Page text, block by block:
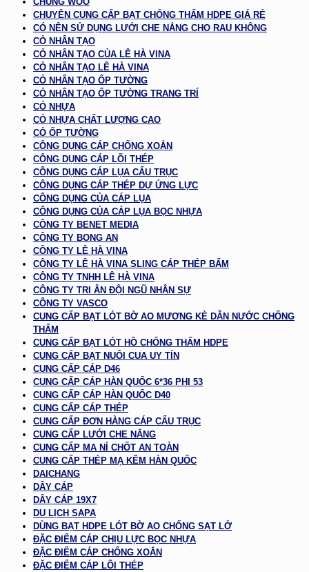
CHUYÊN CUNG CẤP BẠT CHỐNG THẤM HDPE GIÁ RẺ
CÓ NÊN SỬ DỤNG LƯỚI CHE NẮNG CHO RAU KHÔNG
CỎ NHÂN TẠO
CỎ NHÂN TẠO CỦA LÊ HÀ VINA
CỎ NHÂN TẠO LÊ HÀ VINA
CỎ NHÂN TẠO ỐP TƯỜNG
CỎ NHÂN TẠO ỐP TƯỜNG TRANG TRÍ
CỎ NHỰA
CỎ NHỰA CHẤT LƯỢNG CAO
CỎ ỐP TƯỜNG
CÔNG DỤNG CÁP CHỐNG XOẮN
CÔNG DỤNG CÁP LÕI THÉP
CÔNG DỤNG CÁP LỤA CẨU TRỤC
CÔNG DỤNG CÁP THÉP DỰ ỨNG LỰC
CÔNG DỤNG CỦA CÁP LỤA
CÔNG DỤNG CỦA CÁP LỤA BỌC NHỰA
CÔNG TY BENET MEDIA
CÔNG TY BONG AN
CÔNG TY LÊ HÀ VINA
CÔNG TY LÊ HÀ VINA SLING CÁP THÉP BẤM
CÔNG TY TNHH LÊ HÀ VINA
CÔNG TY TRI ÂN ĐỘI NGŨ NHÂN SỰ
CÔNG TY VASCO
CUNG CẤP BẠT LÓT BỜ AO MƯƠNG KÈ DẪN NƯỚC CHỐNG
THẤM
CUNG CẤP BẠT LÓT HỒ CHỐNG THẤM HDPE
CUNG CẤP BẠT NUÔI CUA UY TÍN
CUNG CẤP CÁP D46
CUNG CẤP CÁP HÀN QUỐC 6*36 PHI 53
CUNG CẤP CÁP HÀN QUỐC D40
CUNG CẤP CÁP THÉP
CUNG CẤP ĐƠN HÀNG CÁP CẨU TRỤC
CUNG CẤP LƯỚI CHE NẮNG
CUNG CẤP MA NÍ CHỐT AN TOÀN
CUNG CẤP THÉP MẠ KẼM HÀN QUỐC
DAICHANG
DÂY CÁP
DÂY CÁP 19X7
DU LỊCH SAPA
DÙNG BẠT HDPE LÓT BỜ AO CHỐNG SẠT LỞ
ĐẶC ĐIỂM CÁP CHỊU LỰC BỌC NHỰA
ĐẶC ĐIỂM CÁP CHỐNG XOẮN
ĐẶC ĐIỂM CÁP LÕI THÉP